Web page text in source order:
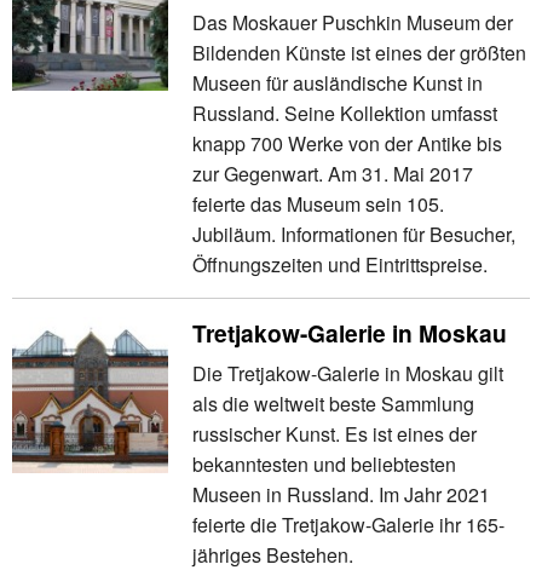
Das Moskauer Puschkin Museum der
Bildenden Künste ist eines der größten
Museen für ausländische Kunst in
Russland. Seine Kollektion umfasst
knapp 700 Werke von der Antike bis
zur Gegenwart. Am 31. Mai 2017
feierte das Museum sein 105.
Jubiläum. Informationen für Besucher,
Öffnungszeiten und Eintrittspreise.
Tretjakow-Galerie in Moskau
Die Tretjakow-Galerie in Moskau gilt
als die weltweit beste Sammlung
russischer Kunst. Es ist eines der
bekanntesten und beliebtesten
Museen in Russland. Im Jahr 2021
feierte die Tretjakow-Galerie ihr 165-
jähriges Bestehen.